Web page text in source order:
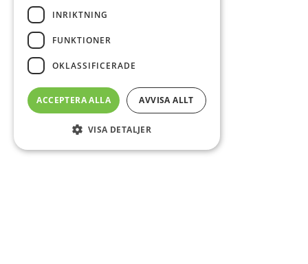
INRIKTNING
FUNKTIONER
OKLASSIFICERADE
ACCEPTERA ALLA AVVISA ALLT
VISA DETALJER